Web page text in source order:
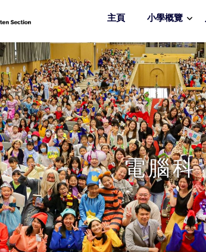
主頁 小學概覽
電腦科